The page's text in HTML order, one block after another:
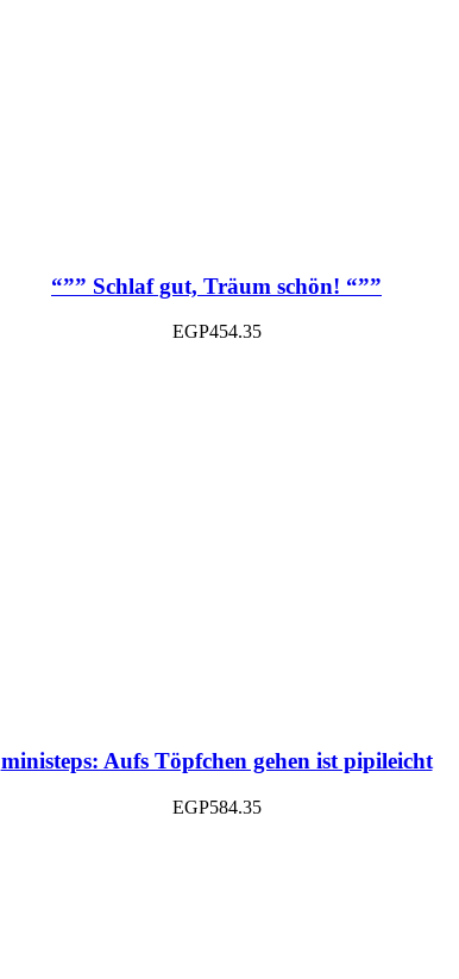
“”” Schlaf gut, Träum schön! “””
EGP454.35
ministeps: Aufs Töpfchen gehen ist pipileicht
EGP584.35